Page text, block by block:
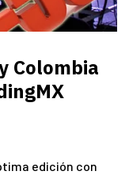
Colombia
edición con